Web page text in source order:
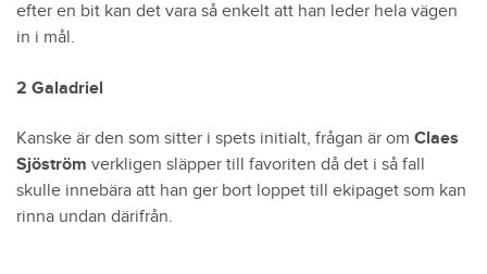
efter en bit kan det vara så enkelt att han leder hela vägen
in i mål.
2 Galadriel
Kanske är den som sitter i spets initialt, frågan är om Claes
Sjöström verkligen släpper till favoriten då det i så fall
skulle innebära att han ger bort loppet till ekipaget som kan
rinna undan därifrån.